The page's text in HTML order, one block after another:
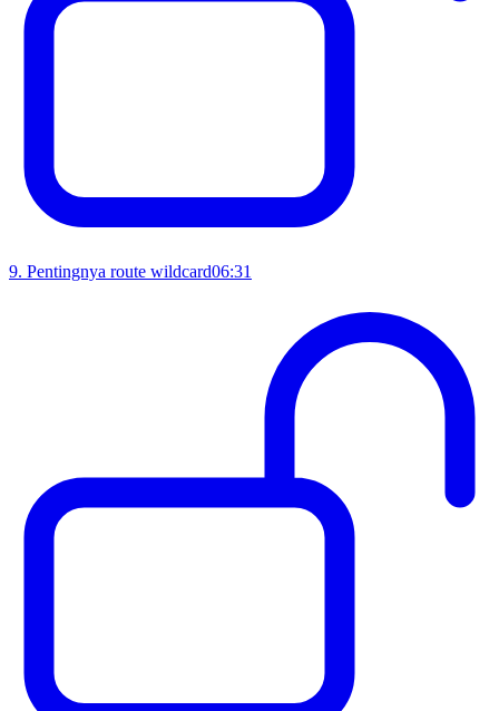
9. Pentingnya route wildcard06:31